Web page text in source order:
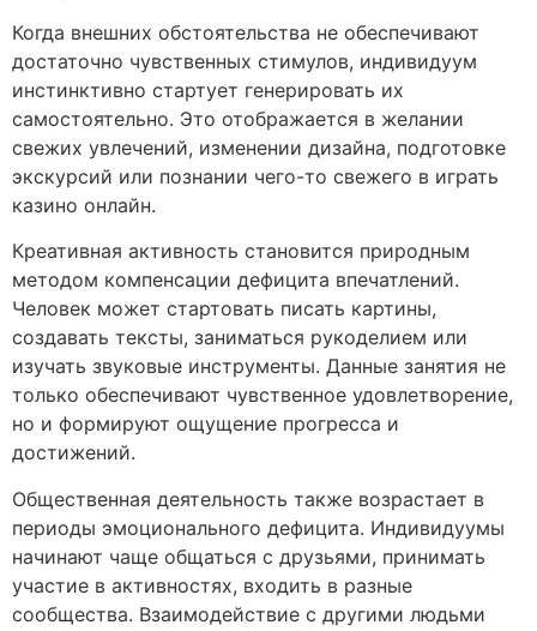
Когда внешних обстоятельства не обеспечивают
достаточно чувственных стимулов, индивидуум
инстинктивно стартует генерировать их
самостоятельно. Это отображается в желании
свежих увлечений, изменении дизайна, подготовке
экскурсий или познании чего-то свежего в играть
казино онлайн.
Креативная активность становится природным
методом компенсации дефицита впечатлений.
Человек может стартовать писать картины,
создавать тексты, заниматься рукоделием или
изучать звуковые инструменты. Данные занятия не
только обеспечивают чувственное удовлетворение,
но и формируют ощущение прогресса и
достижений.
Общественная деятельность также возрастает в
периоды эмоционального дефицита. Индивидуумы
начинают чаще общаться с друзьями, принимать
участие в активностях, входить в разные
сообщества. Взаимодействие с другими людьми